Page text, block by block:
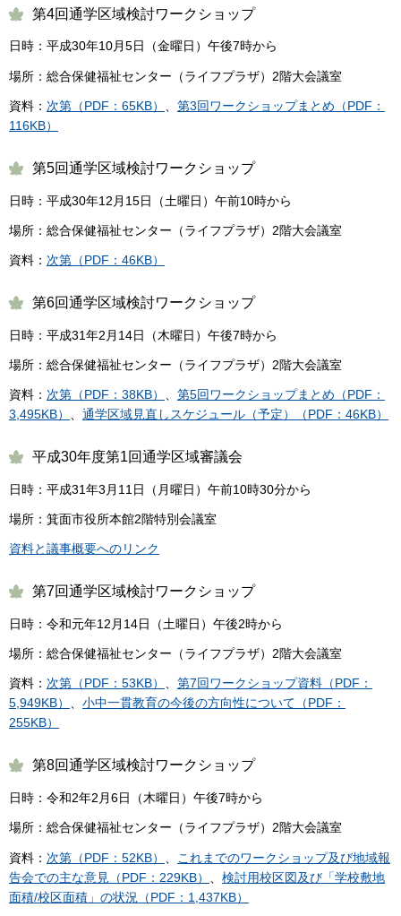
第4回通学区域検討ワークショップ
日時：平成30年10月5日（金曜日）午後7時から
場所：総合保健福祉センター（ライフプラザ）2階大会議室
資料： 次第（PDF：65KB）
第3回ワークショップまとめ（PDF：
116KB）
第5回通学区域検討ワークショップ
日時：平成30年12月15日（土曜日）午前10時から
場所：総合保健福祉センター（ライフプラザ）2階大会議室
資料： 次第（PDF：46KB）
第6回通学区域検討ワークショップ
日時：平成31年2月14日（木曜日）午後7時から
場所：総合保健福祉センター（ライフプラザ）2階大会議室
資料： 次第（PDF：38KB）
第5回ワークショップまとめ（PDF：
3,495KB）
通学区域見直しスケジュール（予定）（PDF：46KB）
平成30年度第1回通学区域審議会
日時：平成31年3月11日（月曜日）午前10時30分から
場所：箕面市役所本館2階特別会議室
資料と議事概要へのリンク
第7回通学区域検討ワークショップ
日時：令和元年12月14日（土曜日）午後2時から
場所：総合保健福祉センター（ライフプラザ）2階大会議室
資料： 次第（PDF：53KB） 、 第7回ワークショップ資料（PDF：
5,949KB） 、 小中一貫教育の今後の方向性について（PDF：
255KB）
第8回通学区域検討ワークショップ
日時：令和2年2月6日（木曜日）午後7時から
場所：総合保健福祉センター（ライフプラザ）2階大会議室
資料： 次第（PDF：52KB）
これまでのワークショップ及び地域報
告会での主な意見（PDF：229KB）
検討用校区図及び「学校敷地
面積/校区面積」の状況（PDF：1,437KB）